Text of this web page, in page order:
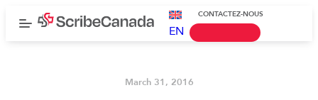
EN
CONTACTEZ-NOUS
March 31, 2016